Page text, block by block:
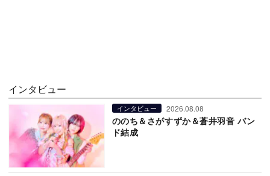
インタビュー
インタビュー 2026.08.08
ののち＆さがすずか＆蒼井羽音 バン
ド結成